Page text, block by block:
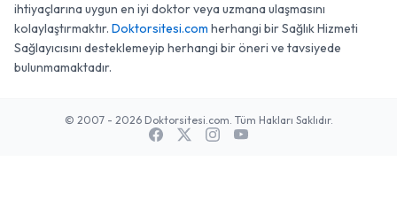
ihtiyaçlarına uygun en iyi doktor veya uzmana ulaşmasını
kolaylaştırmaktır. Doktorsitesi.com herhangi bir Sağlık Hizmeti
Sağlayıcısını desteklemeyip herhangi bir öneri ve tavsiyede
bulunmamaktadır.
© 2007 - 2026 Doktorsitesi.com. Tüm Hakları Saklıdır.